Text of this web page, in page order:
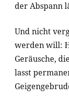
der Abspann
Und nicht
werden will:
Geräusche,
lasst